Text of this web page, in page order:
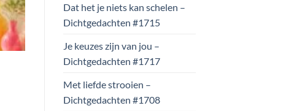
Dat het je niets kan schelen –
Dichtgedachten #1715
Je keuzes zijn van jou –
Dichtgedachten #1717
Met liefde strooien –
Dichtgedachten #1708